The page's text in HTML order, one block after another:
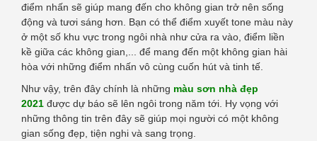
điểm nhấn sẽ giúp mang đến cho không gian trở nên sống
động và tươi sáng hơn. Bạn có thể điểm xuyết tone màu này
ở một số khu vực trong ngôi nhà như cửa ra vào, điểm liền
kề giữa các không gian,... để mang đến một không gian hài
hòa với những điểm nhấn vô cùng cuốn hút và tinh tế.
Như vậy, trên đây chính là những màu sơn nhà đẹp
2021 được dự báo sẽ lên ngôi trong năm tới. Hy vọng với
những thông tin trên đây sẽ giúp mọi người có một không
gian sống đẹp, tiện nghi và sang trọng.